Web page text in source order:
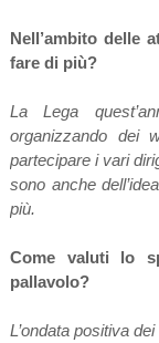
Nell’ambito delle
fare di più?
La Lega
organizzando dei
partecipare i vari
sono anche
più.
Come valuti lo
pallavolo?
L’ondata positiva